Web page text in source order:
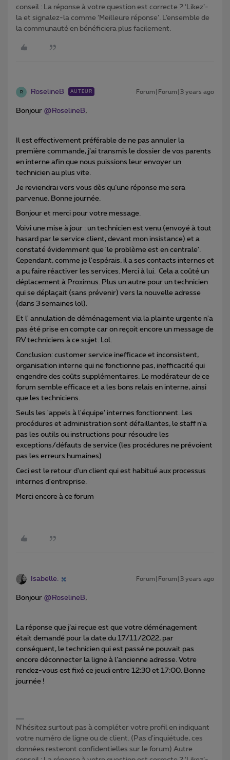
conseil : La réponse à votre question est correcte ? ‘Likez’-
la et signalez-la comme ‘Meilleure réponse’. L’ensemble de
la communauté en bénéficiera plus facilement.
R RoselineB AUTEUR Forum|Forum|3 years ago
Bonjour @RoselineB,
Il est effectivement préférable de ne pas annuler la
première commande, j’ai transmis le dossier de vos parents
en interne afin que nous puissions leur envoyer un
technicien au plus vite.
Je reviendrai vers vous dès qu’une réponse me sera
parvenue. Bonne journée.
Bonjour et merci pour votre message.
Voivi une mise à jour : un technicien est venu (envoyé à tout
hasard par le service client, devant mon insistance) et a
constaté évidemment que 'le problème est en centrale'.
Cependant, comme je l'espérais, il a ses contacts internes et
a pu faire réactiver les services. Merci à lui. Cela a coûté un
déplacement à Proximus. Plus un autre pour un technicien
qui se déplaçait (sans prévenir) vers la nouvelle adresse
(dans 3 semaines lol).
Et l' annulation de déménagement via la plainte urgente n'a
pas été prise en compte car on reçoit encore un message de
RV techniciens à ce sujet. Lol.
Conclusion: customer service inefficace et inconsistent,
organisation interne qui ne fonctionne pas, inefficacité qui
engendre des coûts supplémentaires. Le modérateur de ce
forum semble efficace et a les bons relais en interne, ainsi
que les techniciens.
Seuls les 'appels à l'équipe' internes fonctionnent. Les
procédures et administration sont défaillantes, le staff n'a
pas les outils ou instructions pour résoudre les
exceptions/défauts de service (les procédures ne prévoient
pas les erreurs humaines)
Ceci est le retour d'un client qui est habitué aux processus
internes d'entreprise.
Merci encore à ce forum
Isabelle. Forum|Forum|3 years ago
Bonjour @RoselineB,
La réponse que j’ai reçue est que votre déménagement
était demandé pour la date du 17/11/2022, par
conséquent, le technicien qui est passé ne pouvait pas
encore déconnecter la ligne à l’ancienne adresse. Votre
rendez-vous est fixé ce jeudi entre 12:30 et 17:00. Bonne
journée !
N'hésitez surtout pas à compléter votre profil en indiquant
votre numéro de ligne ou de client. (Pas d'inquiétude, ces
données resteront confidentielles sur le forum) Autre